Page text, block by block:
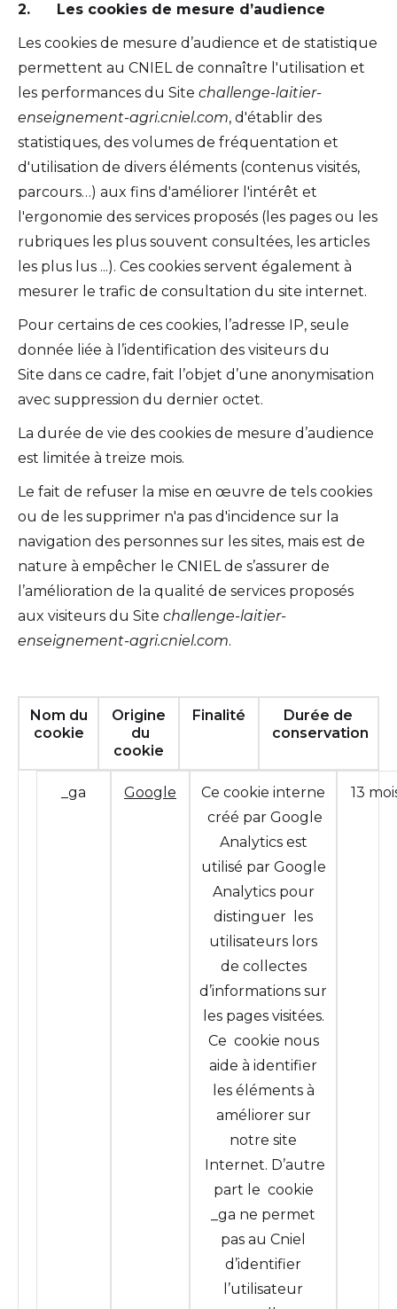
2. Les cookies de mesure d’audience
Les cookies de mesure d’audience et de statistique
permettent au CNIEL de connaître l'utilisation et
les performances du Site challenge-laitier-
enseignement-agri.cniel.com, d'établir des
statistiques, des volumes de fréquentation et
d'utilisation de divers éléments (contenus visités,
parcours…) aux fins d'améliorer l'intérêt et
l'ergonomie des services proposés (les pages ou les
rubriques les plus souvent consultées, les articles
les plus lus ...). Ces cookies servent également à
mesurer le trafic de consultation du site internet.
Pour certains de ces cookies, l’adresse IP, seule
donnée liée à l’identification des visiteurs du
Site dans ce cadre, fait l’objet d’une anonymisation
avec suppression du dernier octet.
La durée de vie des cookies de mesure d’audience
est limitée à treize mois.
Le fait de refuser la mise en œuvre de tels cookies
ou de les supprimer n'a pas d'incidence sur la
navigation des personnes sur les sites, mais est de
nature à empêcher le CNIEL de s’assurer de
l’amélioration de la qualité de services proposés
aux visiteurs du Site challenge-laitier-
enseignement-agri.cniel.com.
Nom du
cookie
Origine
du
cookie
Finalité
Durée de
conservation
_ga Google
Ce cookie interne
créé par Google
Analytics est
utilisé par Google
Analytics pour
distinguer les
utilisateurs lors
de collectes
d’informations sur
les pages visitées.
Ce cookie nous
aide à identifier
les éléments à
améliorer sur
notre site
Internet. D’autre
part le cookie
_ga ne permet
pas au Cniel
d’identifier
l’utilisateur
13